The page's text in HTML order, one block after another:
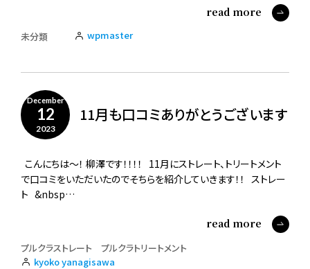
read more
未分類 wpmaster
December
12
2023
11月も口コミありがとうございます
こんにちは～！ 柳澤です！！！！ 11月にストレート、トリートメント
で口コミをいただいたのでそちらを紹介していきます！！ ストレー
ト &nbsp…
read more
プルクラストレート
プルクラトリートメント
kyoko yanagisawa